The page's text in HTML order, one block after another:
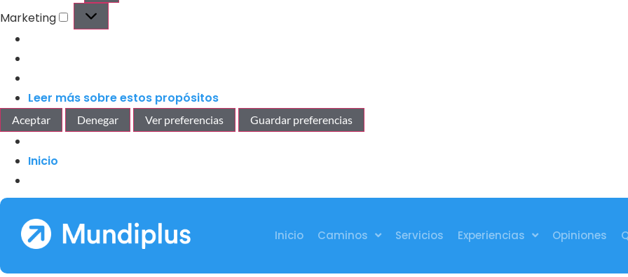
Marketing
Leer más sobre estos propósitos
Aceptar Denegar Ver preferencias Guardar preferencias
Inicio
Inicio Caminos Servicios Experiencias Opiniones